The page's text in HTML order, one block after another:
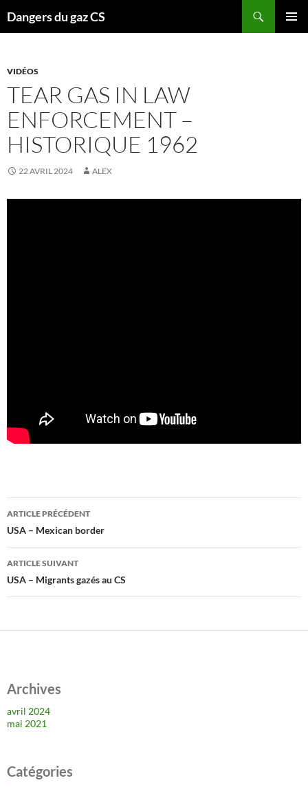
Dangers du gaz CS
VIDÉOS
TEAR GAS IN LAW
ENFORCEMENT –
HISTORIQUE 1962
22 AVRIL 2024 ALEX
Navigation
des
articles
ARTICLE PRÉCÉDENT
USA – Mexican border
ARTICLE SUIVANT
USA – Migrants gazés au CS
Archives
avril 2024
mai 2021
Catégories